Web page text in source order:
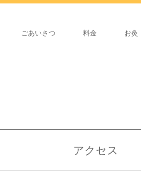
ごあいさつ 料金 お灸
アクセス